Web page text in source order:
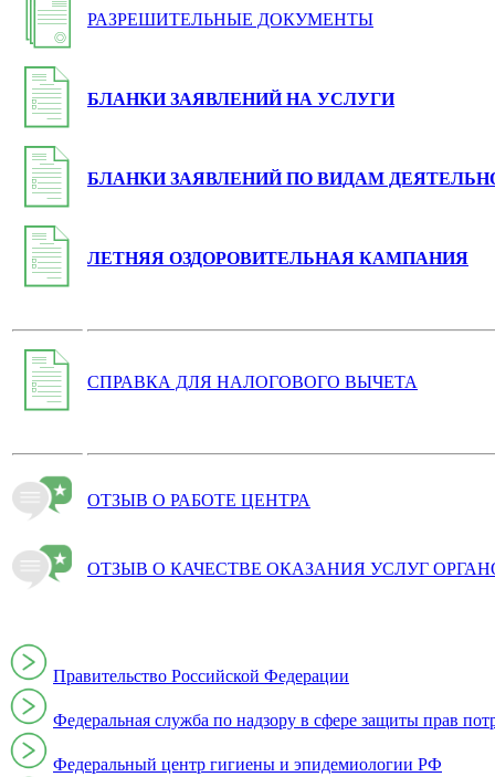
РАЗРЕШИТЕЛЬНЫЕ ДОКУМЕНТЫ
БЛАНКИ ЗАЯВЛЕНИЙ НА УСЛУГИ
БЛАНКИ ЗАЯВЛЕНИЙ ПО ВИДАМ
ЛЕТНЯЯ ОЗДОРОВИТЕЛЬНАЯ КАМПАНИЯ
СПРАВКА ДЛЯ НАЛОГОВОГО ВЫЧЕТА
ОТЗЫВ О РАБОТЕ ЦЕНТРА
ОТЗЫВ О КАЧЕСТВЕ ОКАЗАНИЯ УСЛУГ
Правительство Российской Федерации
Федеральная служба по надзору в сфере защиты прав
Федеральный центр гигиены и эпидемиологии РФ